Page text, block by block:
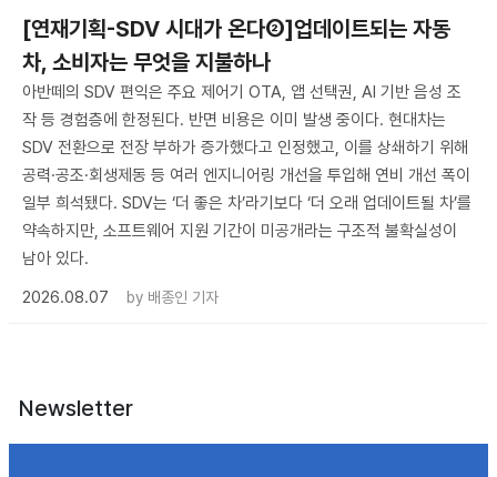
[연재기획-SDV 시대가 온다②]업데이트되는 자동
차, 소비자는 무엇을 지불하나
아반떼의 SDV 편익은 주요 제어기 OTA, 앱 선택권, AI 기반 음성 조
작 등 경험층에 한정된다. 반면 비용은 이미 발생 중이다. 현대차는
SDV 전환으로 전장 부하가 증가했다고 인정했고, 이를 상쇄하기 위해
공력·공조·회생제동 등 여러 엔지니어링 개선을 투입해 연비 개선 폭이
일부 희석됐다. SDV는 ‘더 좋은 차’라기보다 ‘더 오래 업데이트될 차’를
약속하지만, 소프트웨어 지원 기간이 미공개라는 구조적 불확실성이
남아 있다.
2026.08.07
by 배종인 기자
Newsletter